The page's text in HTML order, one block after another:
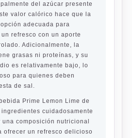
del azúcar presente
valor calórico hace que la
adecuada para
refresco con un aporte
Adicionalmente, la
grasas ni proteínas, y su
es relativamente bajo, lo
para quienes deben
de sal.
Prime Lemon Lime de
cuidadosamente
composición nutricional
ofrecer un refresco delicioso